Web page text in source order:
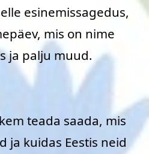
esinemissagedus,
mis on nime
ja palju muud.
teada saada, mis
ja kuidas Eestis neid